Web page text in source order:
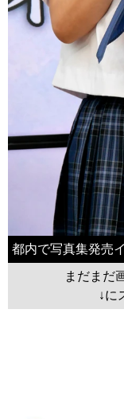
都内で写真集発売
まだまだ
↓に